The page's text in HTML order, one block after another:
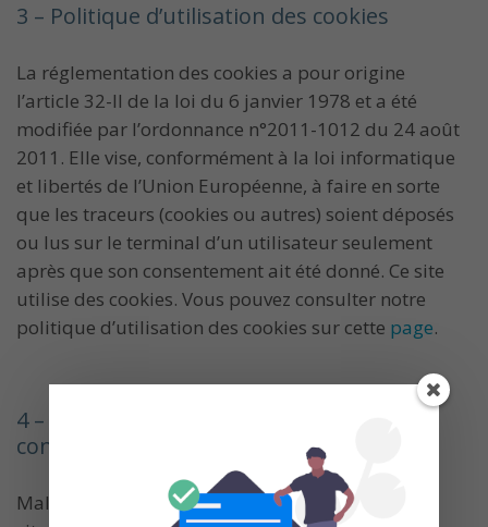
3 – Politique d’utilisation des cookies
La réglementation des cookies a pour origine
l’article 32-II de la loi du 6 janvier 1978 et a été
modifiée par l’ordonnance n°2011-1012 du 24 août
2011. Elle vise, conformément à la loi informatique
et libertés de l’Union Européenne, à faire en sorte
que les traceurs (cookies ou autres) soient déposés
ou lus sur le terminal d’un utilisateur seulement
après que son consentement ait été donné. Ce site
utilise des cookies. Vous pouvez consulter notre
politique d’utilisation des cookies sur cette page.
4 – Exonération de la responsabilité du
contenu du site
Malgré tout le soin apporté à la réalisation de ce